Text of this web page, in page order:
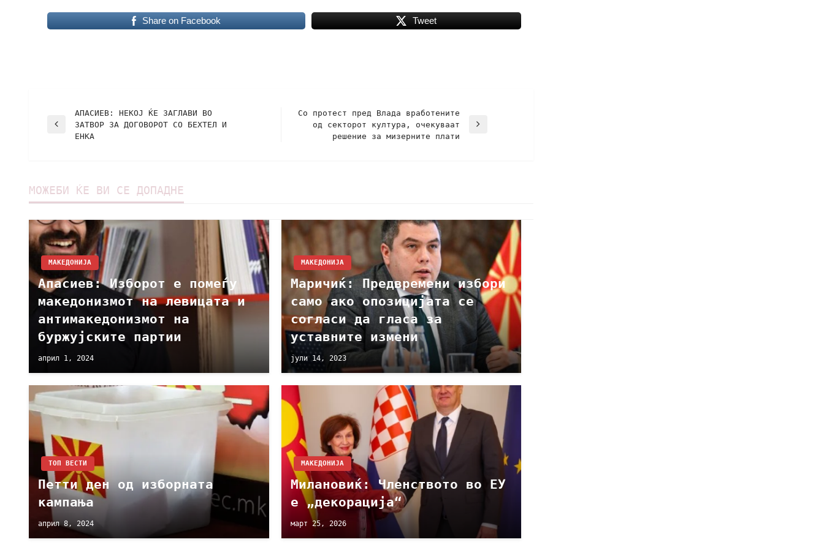
Share on Facebook Tweet
АПАСИЕВ: НЕКОЈ ЌЕ ЗАГЛАВИ ВО
ЗАТВОР ЗА ДОГОВОРОТ СО БЕХТЕЛ И
ЕНКА
Со протест пред Влада вработените
од секторот култура, очекуваат
решение за мизерните плати
МОЖЕБИ ЌЕ ВИ СЕ ДОПАДНЕ
МАКЕДОНИЈА
Апасиев: Изборот е помеѓу
македонизмот на левицата и
антимакедонизмот на
буржујските партии
април 1, 2024
МАКЕДОНИЈА
Маричиќ: Предвремени избори
само ако опозицијата се
согласи да гласа за
уставните измени
јули 14, 2023
ТОП ВЕСТИ
Петти ден од изборната
кампања
април 8, 2024
МАКЕДОНИЈА
Милановиќ: Членството во ЕУ
е „декорација“
март 25, 2026